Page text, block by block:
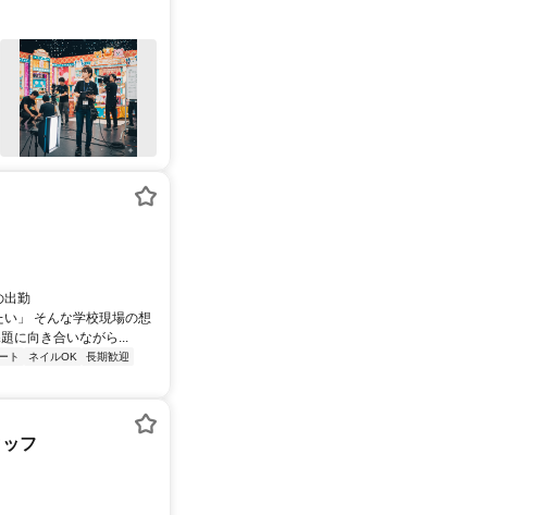
出勤
」 そんな学校現場の想
に向き合いながら...
ト ネイルOK
長期歓迎
フ